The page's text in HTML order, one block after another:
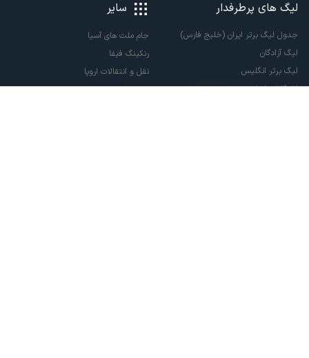
لیگ های پرطرفدار
جدول لیگ برتر ایران (خلیج فارس)
لیگ آزادگان
لیگ برتر انگلیس
لالیگا اسپانیا
سایر
جام ملت های آسیا
رنکینگ فیفا
نقل و انتقالات اروپا
نقل و انتقالات ایران